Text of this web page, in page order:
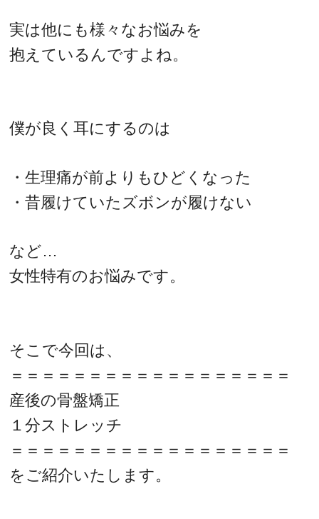
実は他にも様々なお悩みを
抱えているんですよね。
僕が良く耳にするのは
・生理痛が前よりもひどくなった
・昔履けていたズボンが履けない
など…
女性特有のお悩みです。
そこで今回は、
＝＝＝＝＝＝＝＝＝＝＝＝＝＝＝＝＝＝
産後の骨盤矯正
１分ストレッチ
＝＝＝＝＝＝＝＝＝＝＝＝＝＝＝＝＝＝
をご紹介いたします。